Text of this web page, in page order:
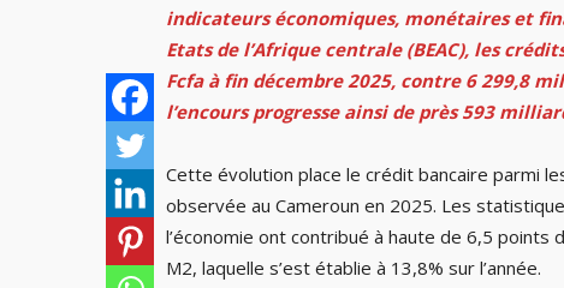
indicateurs économiques, monétaires et
Etats de l’Afrique centrale (BEAC), les
Fcfa à fin décembre 2025, contre 6 299,8
l’encours progresse ainsi de près 593
Cette évolution place le crédit bancaire parmi
observée au Cameroun en 2025. Les
l’économie ont contribué à haute de 6,5
M2, laquelle s’est établie à 13,8% sur l’année.